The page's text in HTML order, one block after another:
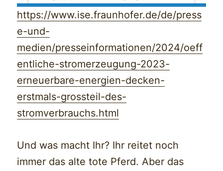
https://www.ise.fraunhofer.de/de/press
e-und-
medien/presseinformationen/2024/oeff
entliche-stromerzeugung-2023-
erneuerbare-energien-decken-
erstmals-grossteil-des-
stromverbrauchs.html
Und was macht Ihr? Ihr reitet noch
immer das alte tote Pferd. Aber das